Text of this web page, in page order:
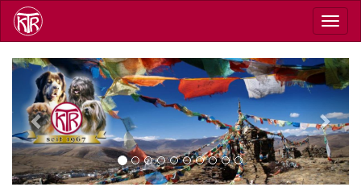
Direkt
zum
Inhalt
Previous Next